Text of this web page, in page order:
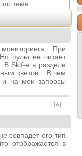
При
пульт не читает
В Skif-e в разделе
цветов... В чем
и на мои запросы
совпадет его тип
отображается в